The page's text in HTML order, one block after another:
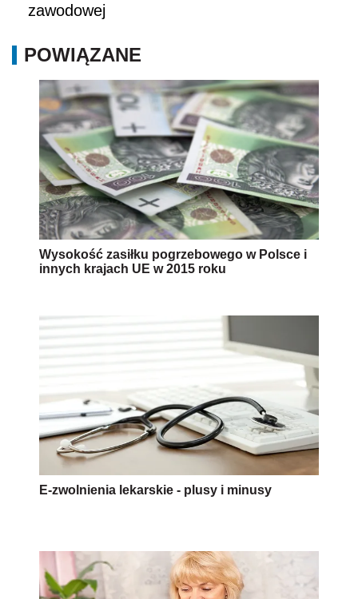
zawodowej
POWIĄZANE
Wysokość zasiłku pogrzebowego w Polsce i
innych krajach UE w 2015 roku
E-zwolnienia lekarskie - plusy i minusy